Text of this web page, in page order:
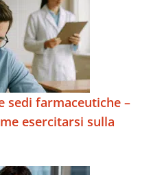
sedi farmaceutiche –
esercitarsi sulla